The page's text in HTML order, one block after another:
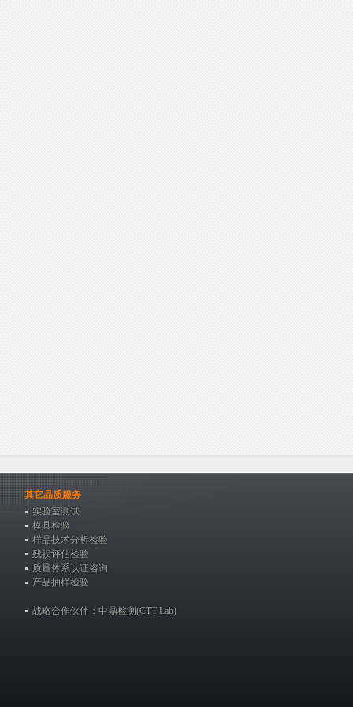
其它品质服务
实验室测试
模具检验
样品技术分析检验
残损评估检验
质量体系认证咨询
产品抽样检验
战略合作伙伴：中鼎检测(CTT Lab)